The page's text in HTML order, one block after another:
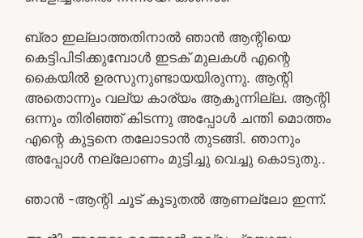
ബ്രാ ഇല്ലാത്തതിനാൽ ഞാൻ ആന്റിയെ
കെട്ടിപിടിക്കുമ്പോൾ ഇടക് മുലകൾ എന്റെ
കൈയിൽ ഉരസുനുണ്ടായയിരുന്നു. ആന്റി
അതൊന്നും വല്യ കാര്യം ആകുന്നില്ല. ആന്റി
ഒന്നും തിരിഞ്ഞ് കിടന്നു അപ്പോൾ ചന്തി മൊത്തം
എന്റെ കുട്ടനെ തലോടാൻ തുടങ്ങി. ഞാനും
അപ്പോൾ നല്ലോണം മുട്ടിച്ചു വെച്ചു കൊടുതു..
ഞാൻ -ആന്റി ചൂട് കൂടുതൽ ആണല്ലോ ഇന്ന്.